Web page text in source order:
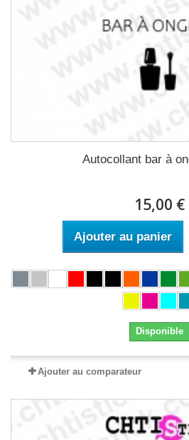
Autocollant bar à
15,00 €
Ajouter au panier
Disponible
Ajouter au comparateur